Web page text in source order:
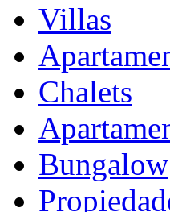
Villas
Chalets
Bungalow